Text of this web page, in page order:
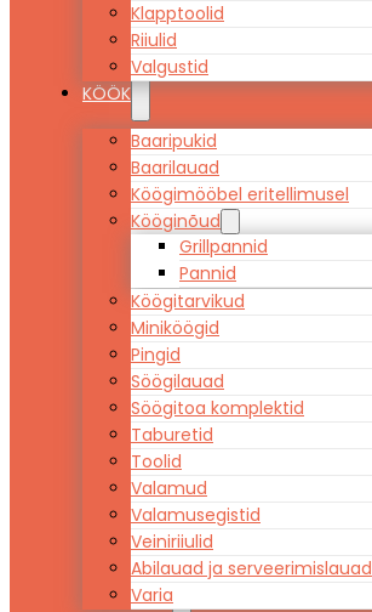
Klapptoolid
Riiulid
Valgustid
KÖÖK
Baaripukid
Baarilauad
Köögimööbel eritellimusel
Kööginõud
Grillpannid
Pannid
Köögitarvikud
Miniköögid
Pingid
Söögilauad
Söögitoa komplektid
Taburetid
Toolid
Valamud
Valamusegistid
Veiniriiulid
Abilauad ja serveerimislauad
Varia